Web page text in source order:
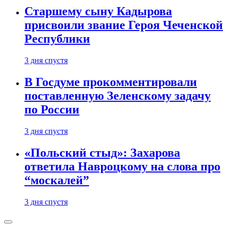
Старшему сыну Кадырова
присвоили звание Героя Чеченской
Республики
3 дня спустя
В Госдуме прокомментировали
поставленную Зеленскому задачу
по России
3 дня спустя
«Польский стыд»: Захарова
ответила Навроцкому на слова про
“москалей”
3 дня спустя